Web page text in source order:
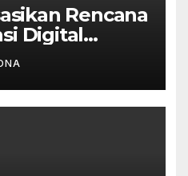
Rencana
Digital
Wajah
Kateman